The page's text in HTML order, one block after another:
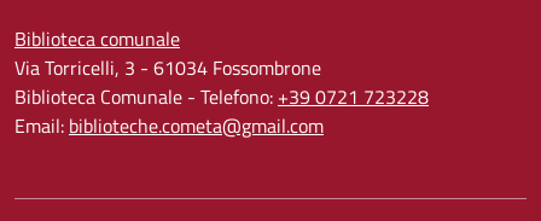
Biblioteca comunale
Via Torricelli, 3 - 61034 Fossombrone
Biblioteca Comunale - Telefono: +39 0721 723228
Email: biblioteche.cometa@gmail.com